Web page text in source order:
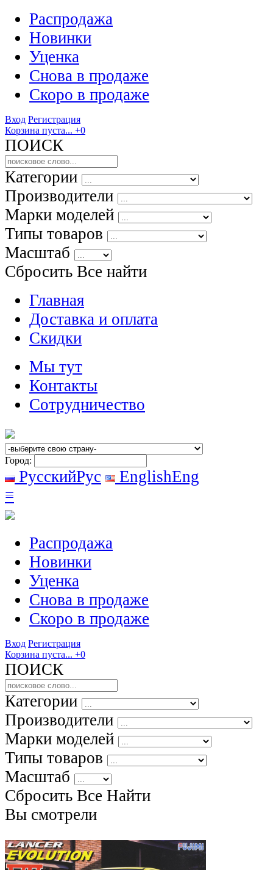
Распродажа
Новинки
Уценка
Снова в продаже
Скоро в продаже
Вход Регистрация
Корзина пуста... +0
ПОИСК
Категории
Производители
Марки моделей
Типы товаров
Масштаб
Сбросить Все найти
Главная
Доставка и оплата
Скидки
Мы тут
Контакты
Сотрудничество
Город:
РусскийРус EnglishEng
≡
Распродажа
Новинки
Уценка
Снова в продаже
Скоро в продаже
Вход Регистрация
Корзина пуста... +0
ПОИСК
Категории
Производители
Марки моделей
Типы товаров
Масштаб
Сбросить Все Найти
Вы смотрели